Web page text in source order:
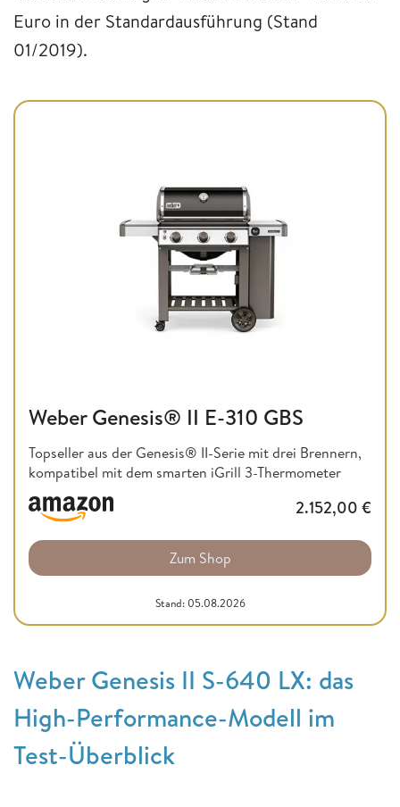
Euro in der Standardausführung (Stand
01/2019).
Weber Genesis® II E-310 GBS
Topseller aus der Genesis® II-Serie mit drei Brennern,
kompatibel mit dem smarten iGrill 3-Thermometer
2.152,00 €
Zum Shop
Stand: 05.08.2026
Weber Genesis II S-640 LX: das
High-Performance-Modell im
Test-Überblick